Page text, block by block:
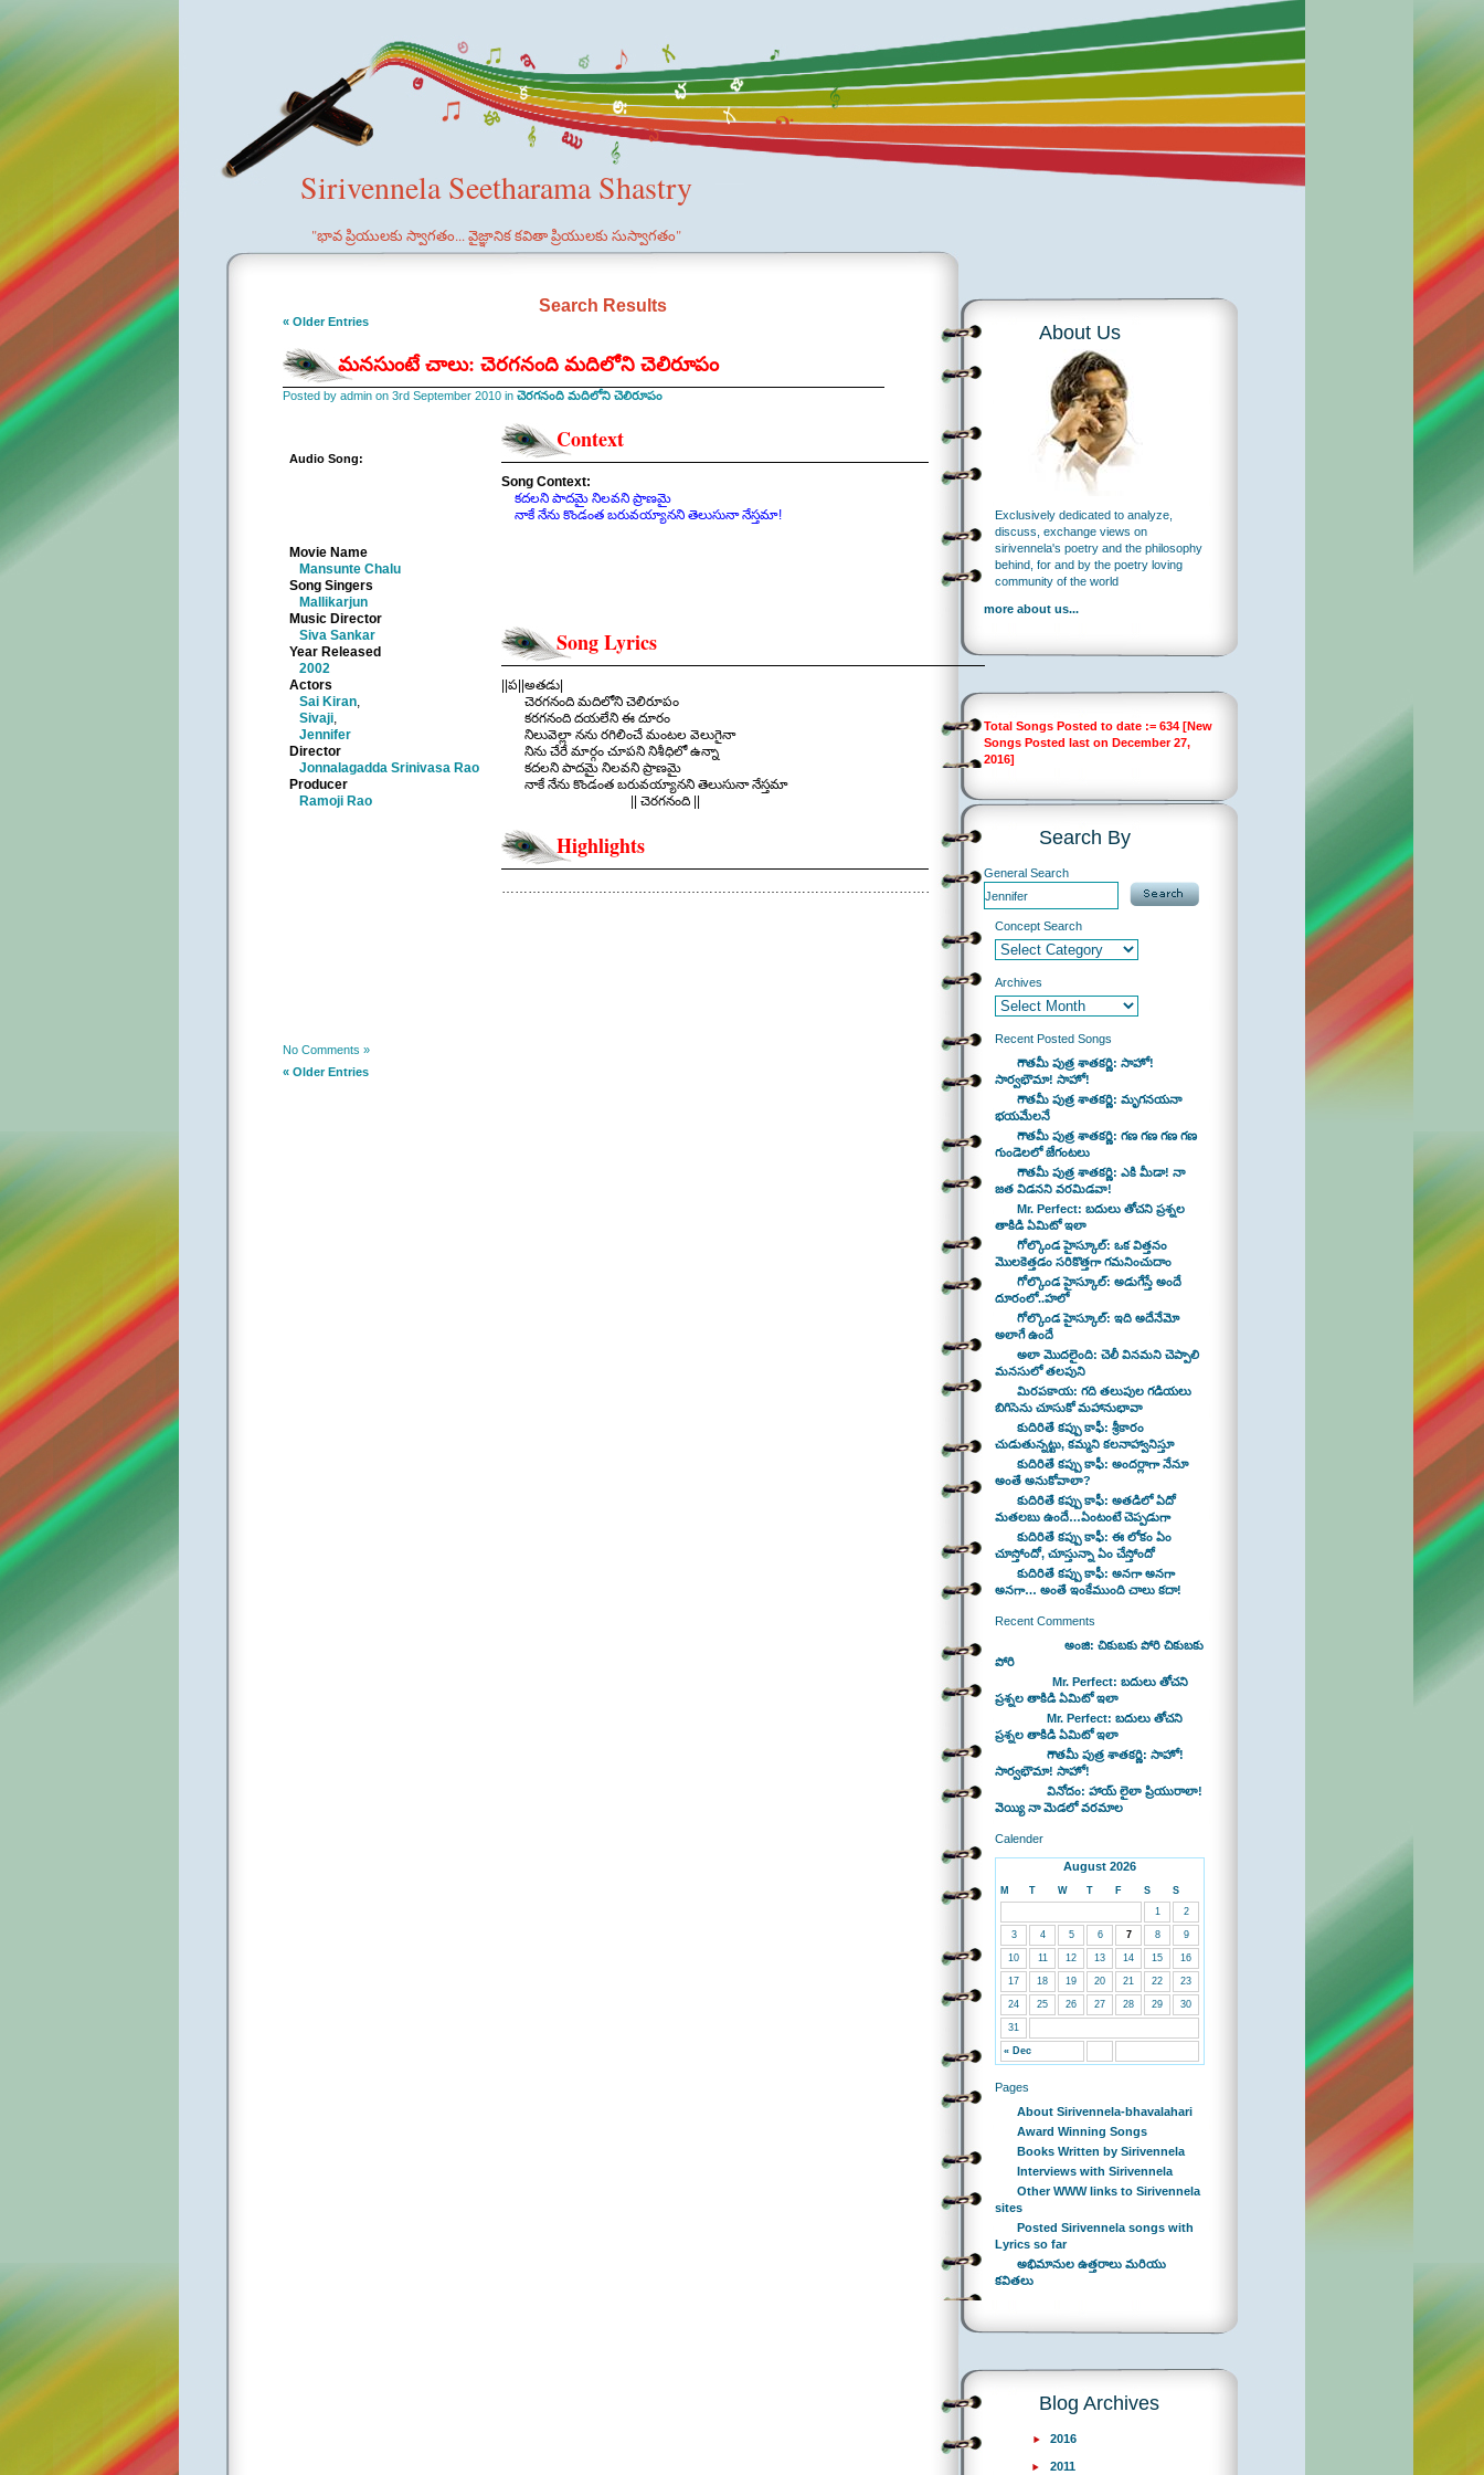
Sirivennela Seetharama Shastry
"భావ ప్రియులకు స్వాగతం... వైజ్ఞానిక కవితా ప్రియులకు సుస్వాగతం"
Search Results
« Older Entries
మనసుంటే చాలు: చెరగనంది మదిలోని చెలిరూపం
Posted by admin on 3rd September 2010 in చెరగనంది మదిలోని చెలిరూపం
Audio Song:
Movie Name
Mansunte Chalu
Song Singers
Mallikarjun
Music Director
Siva Sankar
Year Released
2002
Actors
Sai Kiran,
Sivaji,
Jennifer
Director
Jonnalagadda Srinivasa Rao
Producer
Ramoji Rao
Context
Song Context:
కదలని పాదమై నిలవని ప్రాణమై
నాకే నేను కొండంత బరువయ్యానని తెలుసునా నేస్తమా!
Song Lyrics
||ప||అతడు|
చెరగనంది మదిలోని చెలిరూపం
కరగనంది దయలేని ఈ దూరం
నిలువెల్లా నను రగిలించే మంటల వెలుగైనా
నిను చేరే మార్గం చూపని నిశీధిలో ఉన్నా
కదలని పాదమై నిలవని ప్రాణమై
నాకే నేను కొండంత బరువయ్యానని తెలుసునా నేస్తమా
|| చెరగనంది ||
చరణం: అతడు:
ఎవరేమన్నా ఎదురేమున్నా తోడుగ ఉంటానని
చేయందించే చొరవేలేని నాతో రాలేనని
Highlights
………………………………………………………………………………………………..
No Comments »
« Older Entries
About Us
Exclusively dedicated to analyze,
discuss, exchange views on
sirivennela's poetry and the philosophy
behind, for and by the poetry loving
community of the world
more about us...
Total Songs Posted to date := 634 [New
Songs Posted last on December 27,
2016]
Search By
General Search
Concept Search
Archives
Recent Posted Songs
గౌతమీ పుత్ర శాతకర్ణి: సాహో!
సార్వభౌమా! సాహో!
గౌతమీ పుత్ర శాతకర్ణి: మృగనయనా
భయమేలనే
గౌతమీ పుత్ర శాతకర్ణి: గణ గణ గణ గణ
గుండెలలో జేగంటలు
గౌతమీ పుత్ర శాతకర్ణి: ఎకి మీడా! నా
జత విడనని వరమిడవా!
Mr. Perfect: బదులు తోచని ప్రశ్నల
తాకిడి ఏమిటో ఇలా
గోల్కొండ హైస్కూల్: ఒక విత్తనం
మొలకెత్తడం సరికొత్తగా గమనించుదాం
గోల్కొండ హైస్కూల్: అడుగేస్తే అందే
దూరంలో..హలో
గోల్కొండ హైస్కూల్: ఇది అదేనేమో
అలాగే ఉందే
అలా మొదలైంది: చెలీ వినమని చెప్పాలి
మనసులో తలపుని
మిరపకాయ: గది తలుపుల గడియలు
బిగిసెను చూసుకో మహానుభావా
కుదిరితే కప్పు కాఫీ: శ్రీకారం
చుడుతున్నట్టు, కమ్మని కలనాహ్వానిస్తూ
కుదిరితే కప్పు కాఫీ: అందర్లాగా నేనూ
అంతే అనుకోవాలా?
కుదిరితే కప్పు కాఫీ: అతడిలో ఏదో
మతలబు ఉందే…ఏంటంటే చెప్పడుగా
కుదిరితే కప్పు కాఫీ: ఈ లోకం ఏం
చూస్తోందో, చూస్తున్నా ఏం చేస్తోందో
కుదిరితే కప్పు కాఫీ: అనగా అనగా
అనగా… అంతే ఇంకేముంది చాలు కదా!
Recent Comments
అంజి: చికుబకు పోరి చికుబకు
పోరి
Mr. Perfect: బదులు తోచని
ప్రశ్నల తాకిడి ఏమిటో ఇలా
Mr. Perfect: బదులు తోచని
ప్రశ్నల తాకిడి ఏమిటో ఇలా
గౌతమీ పుత్ర శాతకర్ణి: సాహో!
సార్వభౌమా! సాహో!
వినోదం: హాయ్ లైలా ప్రియురాలా!
వెయ్యి నా మెడలో వరమాల
Calender
August 2026
M T W T F S S
« Dec
1 2
3 4 5 6 7 8 9
10 11 12 13 14 15 16
17 18 19 20 21 22 23
24 25 26 27 28 29 30
31
Pages
About Sirivennela-bhavalahari
Award Winning Songs
Books Written by Sirivennela
Interviews with Sirivennela
Other WWW links to Sirivennela
sites
Posted Sirivennela songs with
Lyrics so far
అభిమానుల ఉత్తరాలు మరియు
కవితలు
Blog Archives
2016
2011